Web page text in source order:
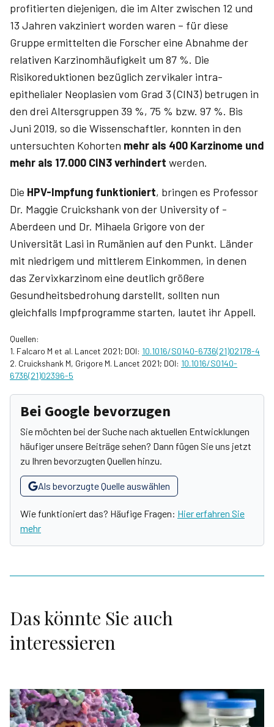
profitierten diejenigen, die im Alter zwischen 12 und
13 Jahren vakziniert worden waren – für diese
Gruppe ermittelten die Forscher eine Abnahme der
relativen Karzinomhäufigkeit um 87 %. Die
Risikoreduktionen bezüglich zervikaler intra­
epithelialer Neo­plasien vom Grad 3 (­CIN3) betrugen in
den drei Altersgruppen 39 %, 75 % bzw. 97 %. Bis
Juni 2019, so die Wissenschaftler, konnten in den
untersuchten Kohorten mehr als 400 Karzinome und
mehr als 17.000 ­CIN3 verhindert werden.
Die HPV-Impfung funktioniert, bringen es Professor
Dr. ­Maggie ­Cruickshank von der University of ­
Aberdeen und Dr. ­Mihaela ­Grigore von der
Universität ­Lasi in Rumänien auf den Punkt. Länder
mit niedrigem und mittlerem Einkommen, in denen
das Zervixkarzinom eine deutlich größere
Gesundheitsbedrohung darstellt, sollten nun
gleichfalls Impfprogramme starten, lautet ihr Appell.
Quellen:
1. Falcaro M et al. Lancet 2021; DOI: 10.1016/S0140-6736(21)02178-4
2. Cruickshank M, Grigore M. Lancet 2021; DOI: 10.1016/S0140-
6736(21)02396-5
Bei Google bevorzugen
Sie möchten bei der Suche nach aktuellen Entwicklungen
häufiger unsere Beiträge sehen? Dann fügen Sie uns jetzt
zu Ihren bevorzugten Quellen hinzu.
Als bevorzugte Quelle auswählen
Wie funktioniert das? Häufige Fragen: Hier erfahren Sie
mehr
Das könnte Sie auch
interessieren